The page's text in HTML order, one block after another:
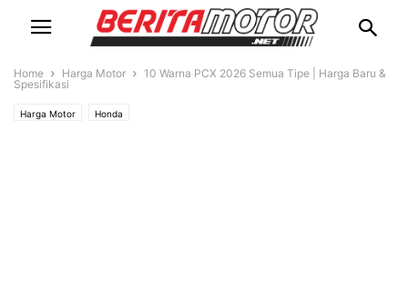
Home Harga Motor
10 Warna PCX 2026 Semua Tipe | Harga Baru &
Spesifikasi
Harga Motor Honda